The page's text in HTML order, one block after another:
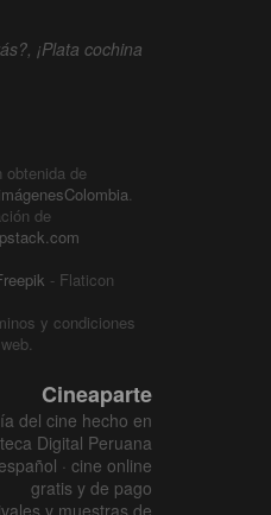
¡Plata cochina
obtenida de
.
de
- Flaticon
y condiciones
Cineaparte
del cine hecho en
Digital Peruana
· cine online
gratis y de pago